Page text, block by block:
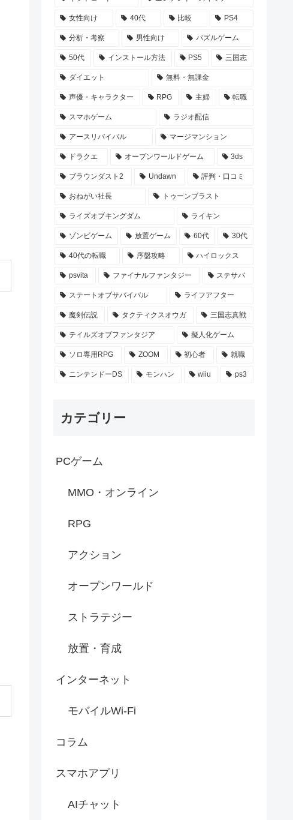
女性向け 40代 比較 PS4
分析・考察 男性向け パズルゲーム
50代 インストール方法 PS5 三国志
ダイエット 無料・無課金
声優・キャラクター RPG 主婦 転職
スマホゲーム ラジオ配信
アースリバイバル マージマンション
ドラクエ オープンワールドゲーム 3ds
ブラウンダスト2 Undawn 評判・口コミ
おねがい社長 トゥーンブラスト
ライズオブキングダム ライキン
ゾンビゲーム 放置ゲーム 60代 30代
40代の転職 序盤攻略 ハイロックス
psvita ファイナルファンタジー ステサバ
ステートオブサバイバル ライフアフター
魔剣伝説 タクティクスオウガ 三国志真戦
テイルズオブファンタジア 擬人化ゲーム
ソロ専用RPG ZOOM 初心者 就職
ニンテンドーDS モンハン wiiu ps3
カテゴリー
PCゲーム
MMO・オンライン
RPG
アクション
オープンワールド
ストラテジー
放置・育成
インターネット
モバイルWi-Fi
コラム
スマホアプリ
AIチャット